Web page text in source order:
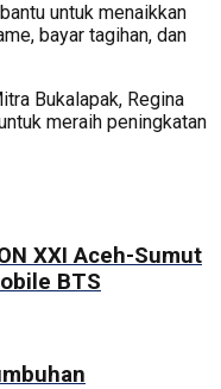
untuk menaikkan
bayar tagihan, dan
Bukalapak, Regina
meraih peningkatan
XXI Aceh-Sumut
BTS